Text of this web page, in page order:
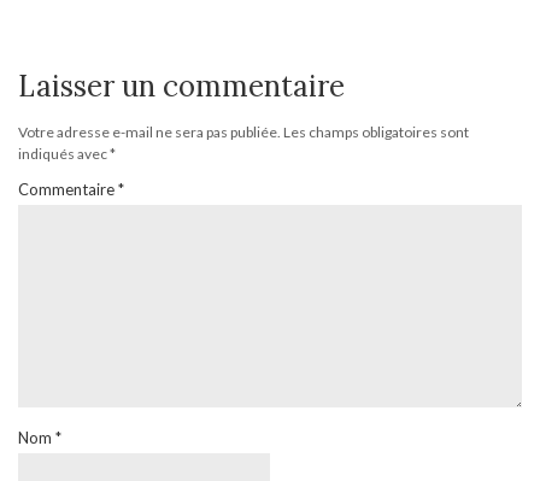
Laisser un commentaire
Votre adresse e-mail ne sera pas publiée. Les champs obligatoires sont
indiqués avec*
Commentaire*
Nom *